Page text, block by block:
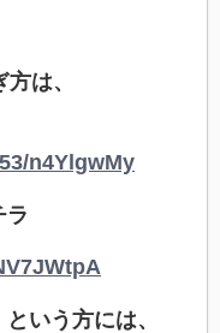
は、
n4YlgwMy
ラ
いう方には、